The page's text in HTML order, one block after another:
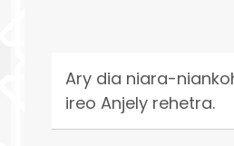
Ary dia niara-
ireo Anjely rehetra.